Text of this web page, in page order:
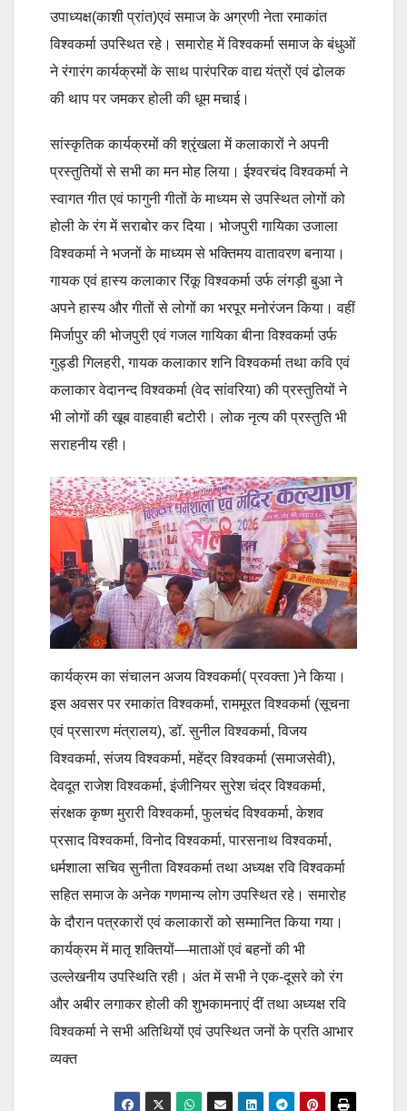
उपाध्यक्ष(काशी प्रांत)एवं समाज के अग्रणी नेता रमाकांत
विश्वकर्मा उपस्थित रहे। समारोह में विश्वकर्मा समाज के बंधुओं
ने रंगारंग कार्यक्रमों के साथ पारंपरिक वाद्य यंत्रों एवं ढोलक
की थाप पर जमकर होली की धूम मचाई।
सांस्कृतिक कार्यक्रमों की श्रृंखला में कलाकारों ने अपनी
प्रस्तुतियों से सभी का मन मोह लिया। ईश्वरचंद विश्वकर्मा ने
स्वागत गीत एवं फागुनी गीतों के माध्यम से उपस्थित लोगों को
होली के रंग में सराबोर कर दिया। भोजपुरी गायिका उजाला
विश्वकर्मा ने भजनों के माध्यम से भक्तिमय वातावरण बनाया।
गायक एवं हास्य कलाकार रिंकू विश्वकर्मा उर्फ लंगड़ी बुआ ने
अपने हास्य और गीतों से लोगों का भरपूर मनोरंजन किया। वहीं
मिर्जापुर की भोजपुरी एवं गजल गायिका बीना विश्वकर्मा उर्फ
गुड्डी गिलहरी, गायक कलाकार शनि विश्वकर्मा तथा कवि एवं
कलाकार वेदानन्द विश्वकर्मा (वेद सांवरिया) की प्रस्तुतियों ने
भी लोगों की खूब वाहवाही बटोरी। लोक नृत्य की प्रस्तुति भी
सराहनीय रही।
कार्यक्रम का संचालन अजय विश्वकर्मा( प्रवक्ता )ने किया।
इस अवसर पर रमाकांत विश्वकर्मा, राममूरत विश्वकर्मा (सूचना
एवं प्रसारण मंत्रालय), डॉ. सुनील विश्वकर्मा, विजय
विश्वकर्मा, संजय विश्वकर्मा, महेंद्र विश्वकर्मा (समाजसेवी),
देवदूत राजेश विश्वकर्मा, इंजीनियर सुरेश चंद्र विश्वकर्मा,
संरक्षक कृष्ण मुरारी विश्वकर्मा, फुलचंद विश्वकर्मा, केशव
प्रसाद विश्वकर्मा, विनोद विश्वकर्मा, पारसनाथ विश्वकर्मा,
धर्मशाला सचिव सुनीता विश्वकर्मा तथा अध्यक्ष रवि विश्वकर्मा
सहित समाज के अनेक गणमान्य लोग उपस्थित रहे। समारोह
के दौरान पत्रकारों एवं कलाकारों को सम्मानित किया गया।
कार्यक्रम में मातृ शक्तियों—माताओं एवं बहनों की भी
उल्लेखनीय उपस्थिति रही। अंत में सभी ने एक-दूसरे को रंग
और अबीर लगाकर होली की शुभकामनाएं दीं तथा अध्यक्ष रवि
विश्वकर्मा ने सभी अतिथियों एवं उपस्थित जनों के प्रति आभार
व्यक्त